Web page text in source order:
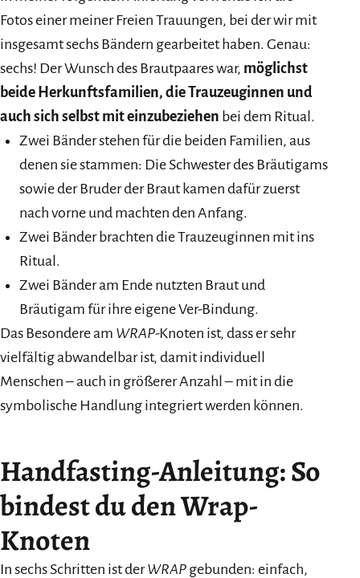
Fotos einer meiner Freien Trauungen, bei der wir mit
insgesamt sechs Bändern gearbeitet haben. Genau:
sechs! Der Wunsch des Brautpaares war, möglichst
beide Herkunftsfamilien, die Trauzeuginnen und
auch sich selbst mit einzubeziehen bei dem Ritual.
Zwei Bänder stehen für die beiden Familien, aus
denen sie stammen: Die Schwester des Bräutigams
sowie der Bruder der Braut kamen dafür zuerst
nach vorne und machten den Anfang.
Zwei Bänder brachten die Trauzeuginnen mit ins
Ritual.
Zwei Bänder am Ende nutzten Braut und
Bräutigam für ihre eigene Ver-Bindung.
Das Besondere am WRAP-Knoten ist, dass er sehr
vielfältig abwandelbar ist, damit individuell
Menschen – auch in größerer Anzahl – mit in die
symbolische Handlung integriert werden können.
Handfasting-Anleitung: So
bindest du den Wrap-
Knoten
In sechs Schritten ist derWRAP gebunden: einfach,